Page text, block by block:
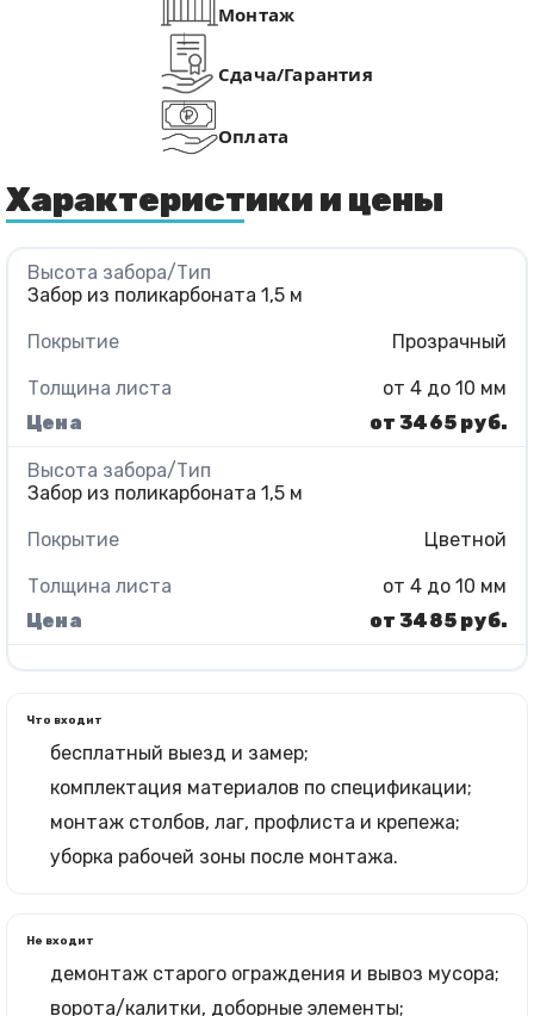
Монтаж
Сдача/Гарантия
Оплата
Характеристики и цены
Забор из поликарбоната 1,5 м
Прозрачный
от 4 до 10 мм
от 3465 руб.
Забор из поликарбоната 1,5 м
Цветной
от 4 до 10 мм
от 3485 руб.
Что входит
бесплатный выезд и замер;
комплектация материалов по спецификации;
монтаж столбов, лаг, профлиста и крепежа;
уборка рабочей зоны после монтажа.
Не входит
демонтаж старого ограждения и вывоз мусора;
ворота/калитки, доборные элементы;